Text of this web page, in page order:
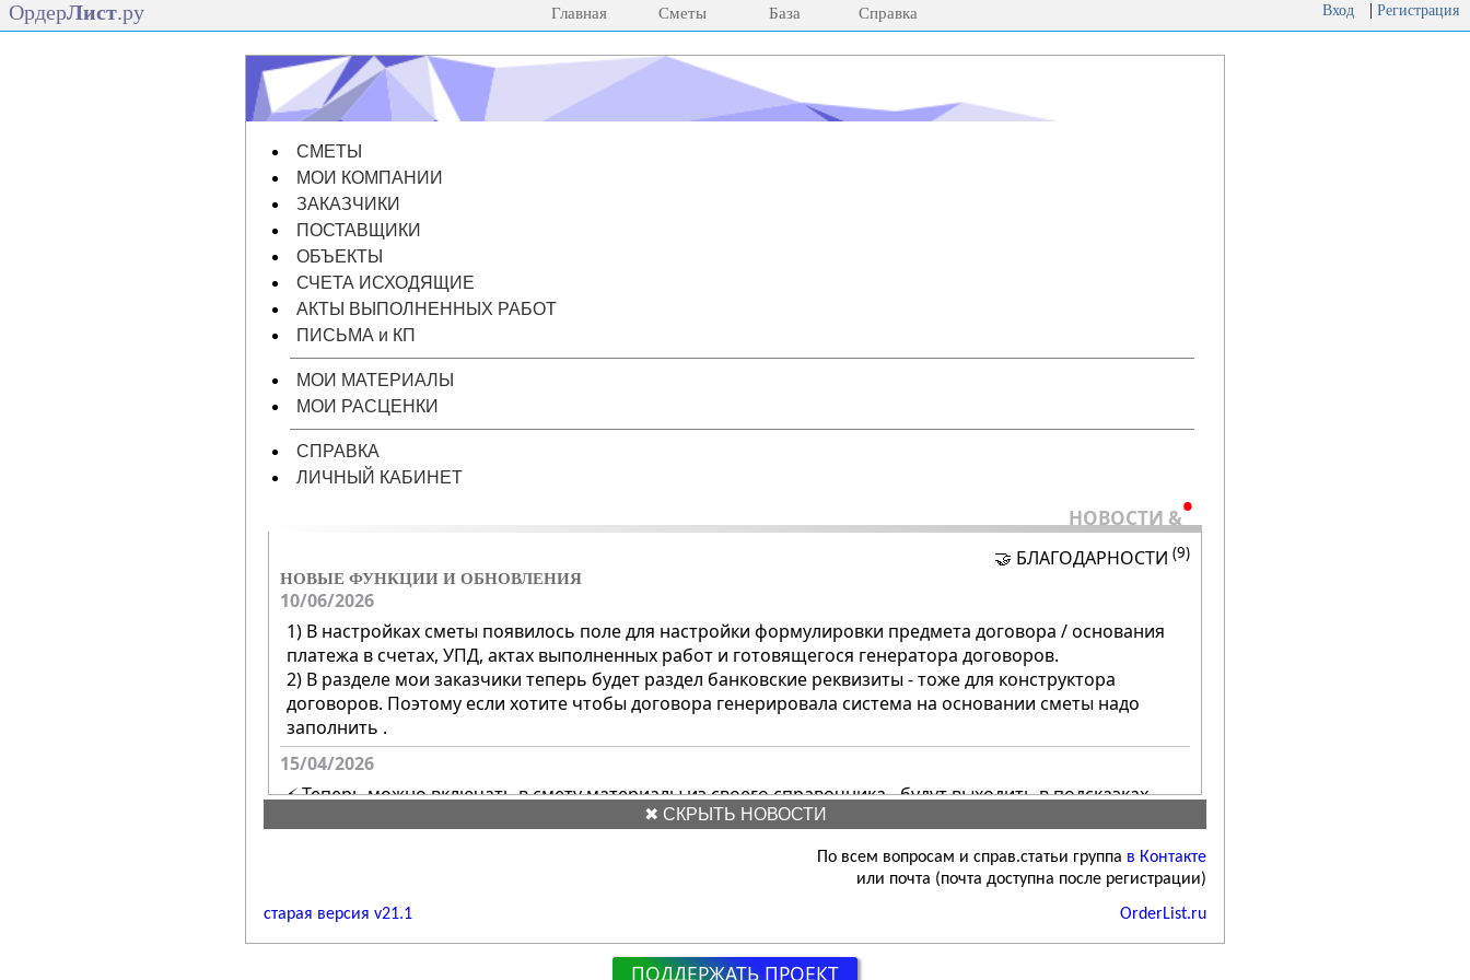
ОрдерЛист.ру Главная Сметы База Справка Вход | Регистрация
СМЕТЫ
МОИ КОМПАНИИ
ЗАКАЗЧИКИ
ПОСТАВЩИКИ
ОБЪЕКТЫ
СЧЕТА ИСХОДЯЩИЕ
АКТЫ ВЫПОЛНЕННЫХ РАБОТ
ПИСЬМА и КП
МОИ МАТЕРИАЛЫ
МОИ РАСЦЕНКИ
СПРАВКА
ЛИЧНЫЙ КАБИНЕТ
НОВОСТИ &•
🤝 БЛАГОДАРНОСТИ (9)
НОВЫЕ ФУНКЦИИ И ОБНОВЛЕНИЯ
10/06/2026
1) В настройках сметы появилось поле для настройки формулировки предмета договора / основания
платежа в счетах, УПД, актах выполненных работ и готовящегося генератора договоров.
2) В разделе мои заказчики теперь будет раздел банковские реквизиты - тоже для конструктора
договоров. Поэтому если хотите чтобы договора генерировала система на основании сметы надо
заполнить .
15/04/2026
⚡ Теперь можно включать в смету материалы из своего справочника - будут выходить в подсказках
так-же как и базовые (для этого есть переключатель).( ₽ )
в части учета материалов в смете - Рекомендуем
12/01/2026
Все выходные формы обновлены в плане расчета НДС. Надо выполнить 2 шага для настройки НДС:
1. В разделе МОИ КОМПАНИИ открыть иснова(даже если до этого устанавливали) выбрать ставку НДС
✖ СКРЫТЬ НОВОСТИ
По всем вопросам и справ.статьи группа в Контакте
или почта (почта доступна после регистрации)
старая верcия v21.1
OrderList.ru
ПОДДЕРЖАТЬ ПРОЕКТ